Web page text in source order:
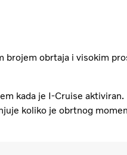
brojem obrtaja i visokim
kada je I-Cruise
koliko je obrtnog